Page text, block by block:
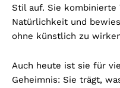
Stil auf. Sie
Natürlichkeit und
ohne künstlich zu
Auch heute ist sie für
Geheimnis: Sie trägt,